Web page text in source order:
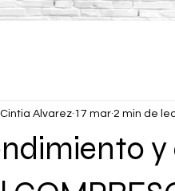
Cintia Alvarez 17 mar 2 min de